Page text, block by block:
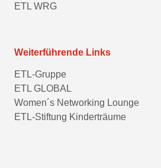
ETL WRG
Weiterführende Links
ETL-Gruppe
ETL GLOBAL
Women´s Networking Lounge
ETL-Stiftung Kinderträume